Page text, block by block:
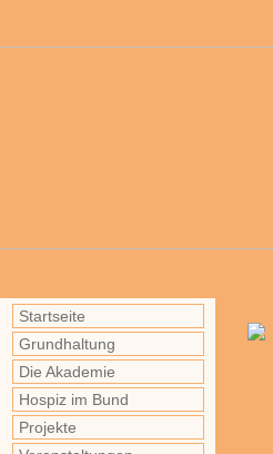
Startseite
Grundhaltung
Die Akademie
Hospiz im Bund
Projekte